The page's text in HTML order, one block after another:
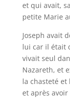
et qui avait,
petite Marie
Joseph avait
lui car il était
vivait seul
Nazareth, et
la chasteté et
et après